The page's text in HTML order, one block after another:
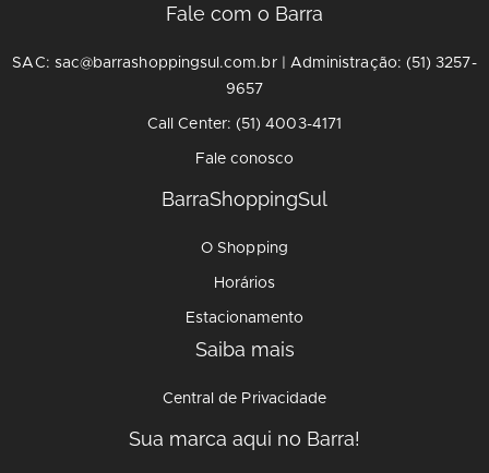
Fale com o Barra
SAC: sac@barrashoppingsul.com.br | Administração: (51) 3257-
9657
Call Center: (51) 4003-4171
Fale conosco
BarraShoppingSul
O Shopping
Horários
Estacionamento
Saiba mais
Central de Privacidade
Sua marca aqui no Barra!